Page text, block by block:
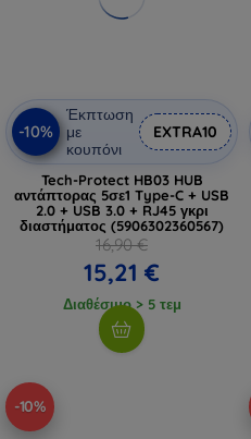
-10%
Έκπτωση
με
κουπόνι
EXTRA10
Tech-Protect HB03 HUB
αντάπτορας 5σε1 Type-C + USB
2.0 + USB 3.0 + RJ45 γκρι
διαστήματος (5906302360567)
16,90 €
15,21 €
Διαθέσιμο > 5 τεμ
-10%